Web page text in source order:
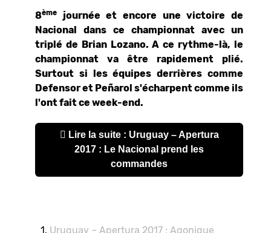
8ème
journée et encore une victoire de
Nacional dans ce championnat avec un
triplé de Brian Lozano. A ce rythme-là, le
championnat va être rapidement plié.
Surtout si les équipes derrières comme
Defensor et Peñarol s'écharpent comme ils
l'ont fait ce week-end.
Lire la suite : Uruguay – Apertura
2017 : Le Nacional prend les
commandes
Uruguay – Apertura 2017 : Agonique